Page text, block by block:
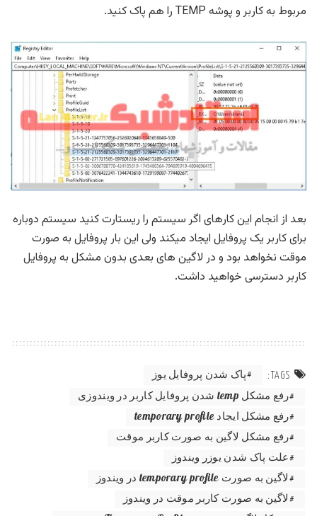
مربوط به کاربر و پوشه TEMP را هم پاک کنید.
بعد از انجام این کارهای اگر سیستم را ریستارت کنید سیستم دوباره
برای کاربر یک پروفایل ایجاد میکند ولی این بار پروفایل به صورت
موقت نخواهد بود و در لاگین های بعدی بدون مشکل به پروفایل
کاربر دسترسی خواهید داشت.
TAGS:
پاک شدن پروفایل یوز
رفع مشکل temp شدن پروفایل کاربر در ویندوزی
رفع مشکل ایجاد temporary profile
رفع مشکل لاگین به صورت کاربر موقت
علت پاک شدن یوزر ویندوز
لاگین به صورت temporary profile در ویندوز
لاگین به صورت کاربر موقت در ویندوز